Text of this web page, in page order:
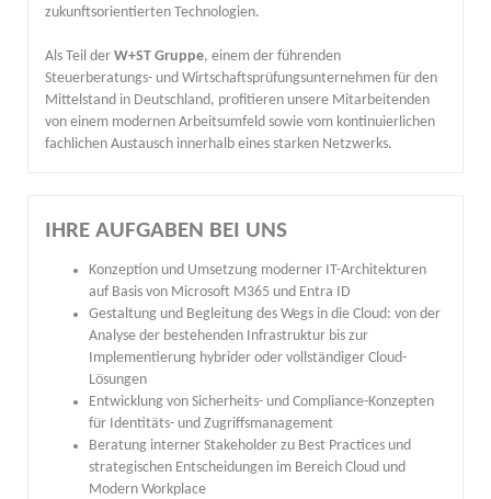
zukunftsorientierten Technologien.
Als Teil der W+ST Gruppe, einem der führenden
Steuerberatungs- und Wirtschaftsprüfungsunternehmen für den
Mittelstand in Deutschland, profitieren unsere Mitarbeitenden
von einem modernen Arbeitsumfeld sowie vom kontinuierlichen
fachlichen Austausch innerhalb eines starken Netzwerks.
IHRE AUFGABEN BEI UNS
Konzeption und Umsetzung moderner IT-Architekturen
auf Basis von Microsoft M365 und Entra ID
Gestaltung und Begleitung des Wegs in die Cloud: von der
Analyse der bestehenden Infrastruktur bis zur
Implementierung hybrider oder vollständiger Cloud-
Lösungen
Entwicklung von Sicherheits- und Compliance-Konzepten
für Identitäts- und Zugriffsmanagement
Beratung interner Stakeholder zu Best Practices und
strategischen Entscheidungen im Bereich Cloud und
Modern Workplace